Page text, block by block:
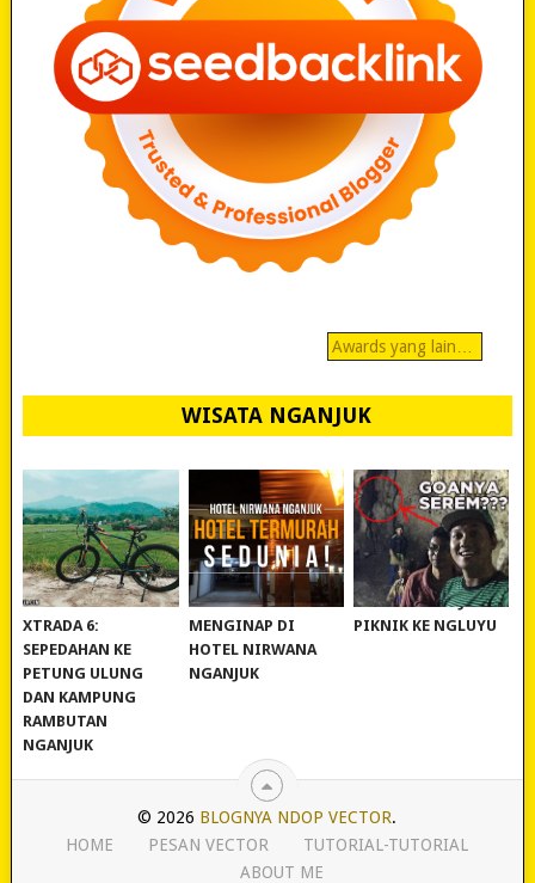
Awards yang lain…
WISATA NGANJUK
REVIEW POLYGON
XTRADA 6:
SEPEDAHAN KE
PETUNG ULUNG
DAN KAMPUNG
RAMBUTAN
NGANJUK
MURAH BANGET!
MENGINAP DI
HOTEL NIRWANA
NGANJUK
WISATA NGANJUK:
PIKNIK KE NGLUYU
© 2026 BLOGNYA NDOP VECTOR.
HOME
PESAN VECTOR
TUTORIAL-TUTORIAL
ABOUT ME